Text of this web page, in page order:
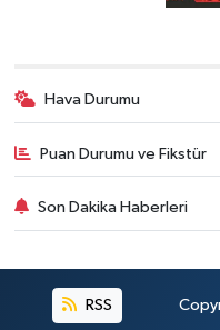
Hava Durumu
Puan Durumu ve Fikstür
Son Dakika Haberleri
RSS